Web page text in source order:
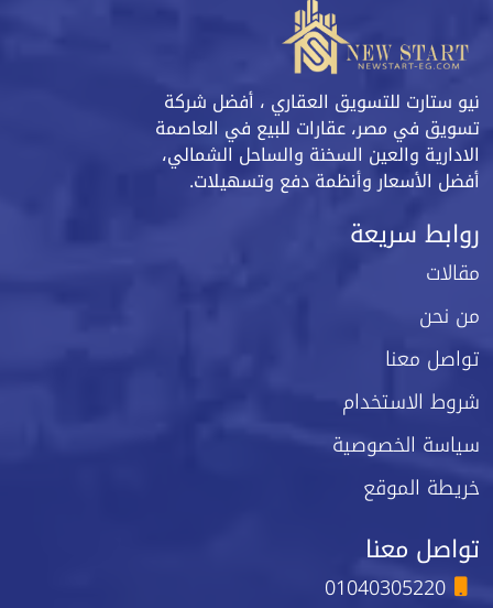
نيو ستارت للتسويق العقاري ، أفضل شركة
تسويق في مصر، عقارات للبيع في العاصمة
الادارية والعين السخنة والساحل الشمالي،
أفضل الأسعار وأنظمة دفع وتسهيلات.
روابط سريعة
مقالات
من نحن
تواصل معنا
شروط الاستخدام
سياسة الخصوصية
خريطة الموقع
تواصل معنا
01040305220